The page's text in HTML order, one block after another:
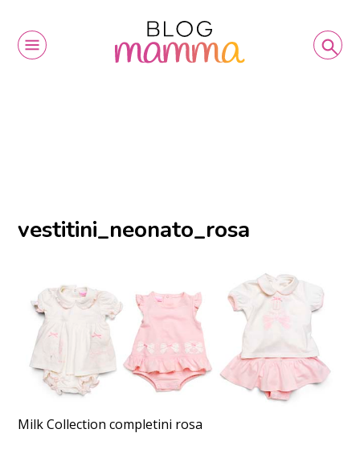
vestitini_neonato_rosa
Milk Collection completini rosa